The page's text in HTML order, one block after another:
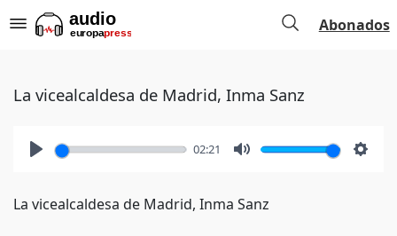
Abonados
La vicealcaldesa de Madrid, Inma Sanz
02:21
La vicealcaldesa de Madrid, Inma Sanz